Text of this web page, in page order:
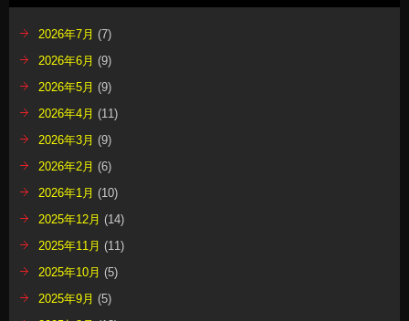
2026年7月 (7)
2026年6月 (9)
2026年5月 (9)
2026年4月 (11)
2026年3月 (9)
2026年2月 (6)
2026年1月 (10)
2025年12月 (14)
2025年11月 (11)
2025年10月 (5)
2025年9月 (5)